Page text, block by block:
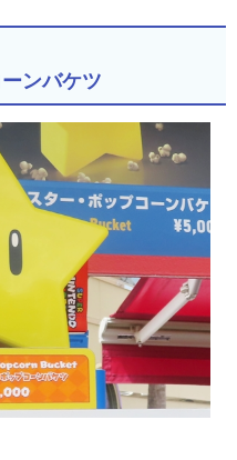
ンバケツ